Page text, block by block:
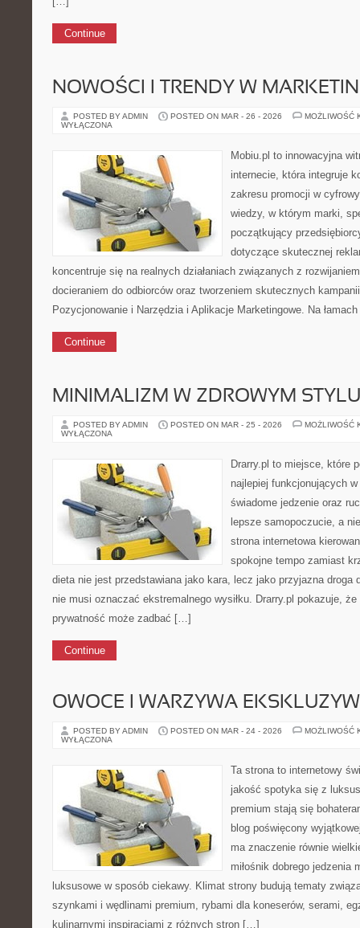
Continue
NOWOŚCI I TRENDY W
POSTED BY ADMIN POSTED ON MAR - 26 - 2026
MOŻLIWOŚĆ
WYŁĄCZONA
Mobiu.pl to innowacyjna
internecie, która integruje
zakresu promocji w
wiedzy, w którym marki,
początkujący
dotyczące skutecznej
koncentruje się na realnych działaniach związanych z
docieraniem do odbiorców oraz tworzeniem skutecznych
Pozycjonowanie i Narzędzia i Aplikacje Marketingowe. Na
Continue
MINIMALIZM W ZDROWYM
POSTED BY ADMIN POSTED ON MAR - 25 - 2026
MOŻLIWOŚĆ
WYŁĄCZONA
Drarry.pl to miejsce, które
najlepiej funkcjonujących
świadome jedzenie oraz
lepsze samopoczucie, a
strona internetowa
spokojne tempo zamiast
dieta nie jest przedstawiana jako kara, lecz jako przyjazna droga
nie musi oznaczać ekstremalnego wysiłku. Drarry.pl pokazuje, że
prywatność może zadbać […]
Continue
OWOCE I WARZYWA
POSTED BY ADMIN POSTED ON MAR - 24 - 2026
MOŻLIWOŚĆ
WYŁĄCZONA
Ta strona to internetowy
jakość spotyka się z
premium stają się
blog poświęcony
ma znaczenie równie
miłośnik dobrego jedzenia
luksusowe w sposób ciekawy. Klimat strony budują tematy
szynkami i wędlinami premium, rybami dla koneserów, serami,
kulinarnymi inspiracjami z różnych stron […]